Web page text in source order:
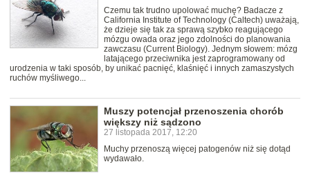
Czemu tak trudno upolować muchę? Badacze z
California Institute of Technology (Caltech) uważają,
że dzieje się tak za sprawą szybko reagującego
mózgu owada oraz jego zdolności do planowania
zawczasu (Current Biology). Jednym słowem: mózg
latającego przeciwnika jest zaprogramowany od
urodzenia w taki sposób, by unikać pacnięć, klaśnięć i innych zamaszystych
ruchów myśliwego...
Muszy potencjał przenoszenia chorób
większy niż sądzono
27 listopada 2017, 12:20
Muchy przenoszą więcej patogenów niż się dotąd
wydawało.